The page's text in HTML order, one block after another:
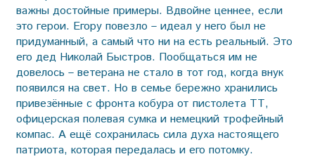
важны достойные примеры. Вдвойне ценнее, если
это герои. Егору повезло – идеал у него был не
придуманный, а самый что ни на есть реальный. Это
его дед Николай Быстров. Пообщаться им не
довелось – ветерана не стало в тот год, когда внук
появился на свет. Но в семье бережно хранились
привезённые с фронта кобура от пистолета ТТ,
офицерская полевая сумка и немецкий трофейный
компас. А ещё сохранилась сила духа настоящего
патриота, которая передалась и его потомку.